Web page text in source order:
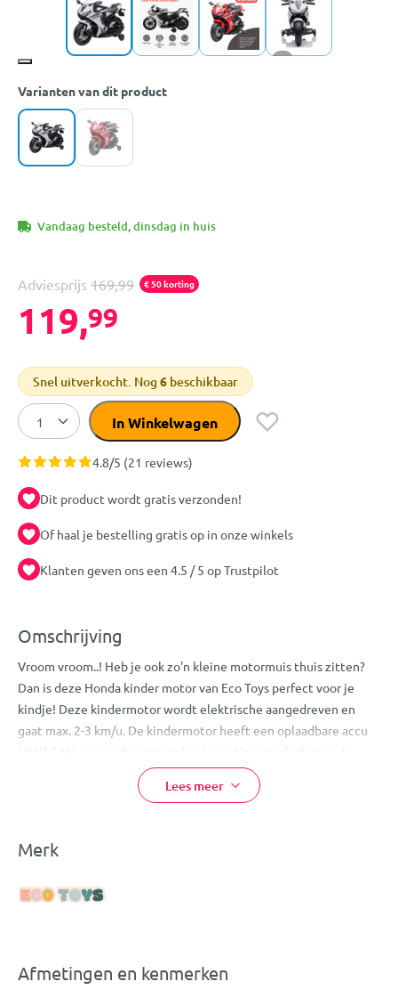
+6
Varianten van dit product
Vandaag besteld, dinsdag in huis
Adviesprijs 169,99 € 50 korting
119,99
Snel uitverkocht. Nog6 beschikbaar
In Winkelwagen
4.8/5 (21 reviews)
Dit product wordt gratis verzonden!
Of haal je bestelling gratis op in onze winkels
Klanten geven ons een 4.5 / 5 op Trustpilot
Omschrijving
Vroom vroom..! Heb je ook zo'n kleine motormuis thuis zitten?
Dan is deze Honda kinder motor van Eco Toys perfect voor je
kindje! Deze kindermotor wordt elektrische aangedreven en
gaat max. 2-3 km/u. De kindermotor heeft een oplaadbare accu
(6V/4.5Ah) en wordt uiteraard geleverd inclusief adapter. Je
kleine geeft gas door het voetpedaal in te drukken en rijden
maar! Hij rijdt vooruit en achteruit.
ziet als een échte motor. Zo heeft hij werkende lampen, een
kindje niet omvalt. Door alle details heeft de elektrische motor
max. 30 kg.
Lees meer
Merk
Afmetingen en kenmerken